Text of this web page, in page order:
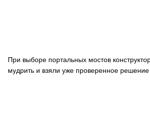
При выборе портальных мостов
мудрить и взяли уже проверенное